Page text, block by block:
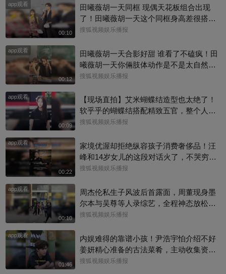
app观看
00:10
田曦薇胡一天同框 现偶天花板组合出现
了！田曦薇胡一天这个同框身高差很搭
呀，一高一低温柔适配，光是同框就已经
搜狐视频娱乐播报
app观看
00:12
田曦薇胡一天合影好甜 谁看了不磕疯！田
曦薇胡一天你倆肢体动作是不是太自然
了，下意识的互动松弛又好嗑，现偶CP感
搜狐视频娱乐播报
app观看
00:09
【现场直拍】艾米蝴蝶结造型也太绝了！
软乎乎的蝴蝶结搭配精致五官，整个人灵
气满满难怪大家都说艾米是大花幼年体，
搜狐视频娱乐播报
app观看
00:22
家境优渥却拒绝纵容孩子消费奢侈品！汪
峰和14岁女儿的这段对话火了，不哭穷不
宠溺，把消费边界讲得明明白白，育儿观
搜狐视频娱乐播报
app观看
00:10
周杰伦私生子风波后首露面，周董现身墨
尔本与吴尊等人录综艺，全程神态放松、
有说有笑，还主动向路人打招呼，完全没
杰威尔已发声明追责，清者自清#周杰伦
搜狐视频娱乐播报
app观看
01:46
内娱难得的靠谱小孩！尹浩宇怕介绍不好
姜妍精心准备的古法菜肴，主动收集资料
做PDF菜单，标注菜品地域背景配图，连
搜狐视频娱乐播报